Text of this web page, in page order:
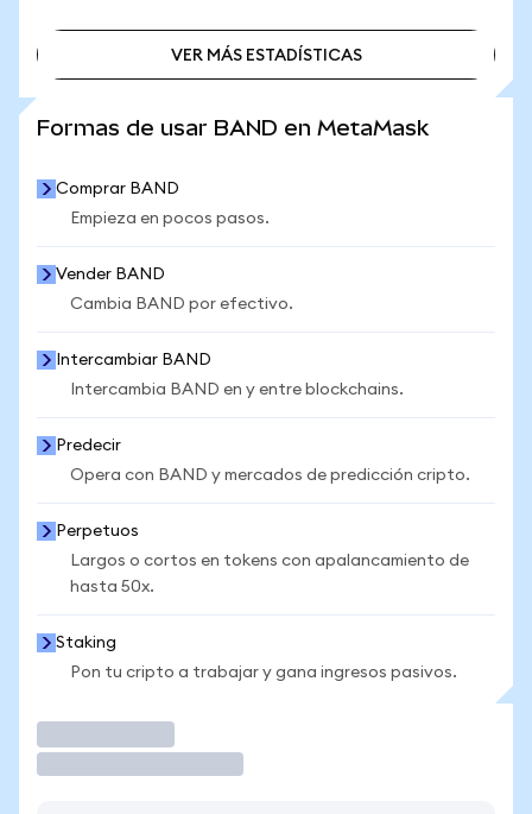
VER MÁS ESTADÍSTICAS
Formas de usar BAND en MetaMask
Comprar BAND
Empieza en pocos pasos.
Vender BAND
Cambia BAND por efectivo.
Intercambiar BAND
Intercambia BAND en y entre blockchains.
Predecir
Opera con BAND y mercados de predicción cripto.
Perpetuos
Largos o cortos en tokens con apalancamiento de
hasta 50x.
Staking
Pon tu cripto a trabajar y gana ingresos pasivos.